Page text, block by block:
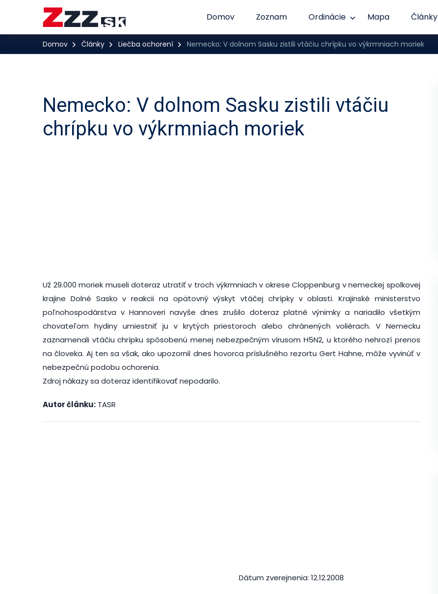
Domov Zoznam Ordinácie Mapa Články
Domov Články Liečba ochorení Nemecko: V dolnom Sasku zistili vtáčiu chrípku vo výkrmniach moriek
Nemecko: V dolnom Sasku zistili vtáčiu
chrípku vo výkrmniach moriek
Už 29.000 moriek museli doteraz utratiť v troch výkrmniach v okrese Cloppenburg v nemeckej spolkovej
krajine Dolné Sasko v reakcii na opätovný výskyt vtáčej chrípky v oblasti. Krajinské ministerstvo
poľnohospodárstva v Hannoveri navyše dnes zrušilo doteraz platné výnimky a nariadilo všetkým
chovateľom hydiny umiestniť ju v krytých priestoroch alebo chránených voliérach. V Nemecku
zaznamenali vtáčiu chrípku spôsobenú menej nebezpečným vírusom H5N2, u ktorého nehrozí prenos
na človeka. Aj ten sa však, ako upozornil dnes hovorca príslušného rezortu Gert Hahne, môže vyvinúť v
nebezpečnú podobu ochorenia.
Zdroj nákazy sa doteraz identifikovať nepodarilo.
Autor článku: TASR
Dátum zverejnenia: 12.12.2008